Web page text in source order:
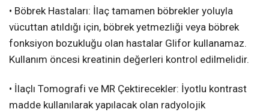
• Böbrek Hastaları: İlaç tamamen böbrekler yoluyla
vücuttan atıldığı için, böbrek yetmezliği veya böbrek
fonksiyon bozukluğu olan hastalar Glifor kullanamaz.
Kullanım öncesi kreatinin değerleri kontrol edilmelidir.
• İlaçlı Tomografi ve MR Çektirecekler: İyotlu kontrast
madde kullanılarak yapılacak olan radyolojik